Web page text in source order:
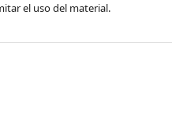
el uso del material.